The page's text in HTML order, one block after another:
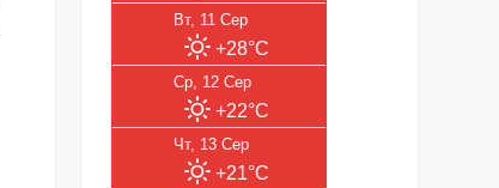
Вт, 11 Сер
+28°C
Ср, 12 Сер
+22°C
Чт, 13 Сер
+21°C